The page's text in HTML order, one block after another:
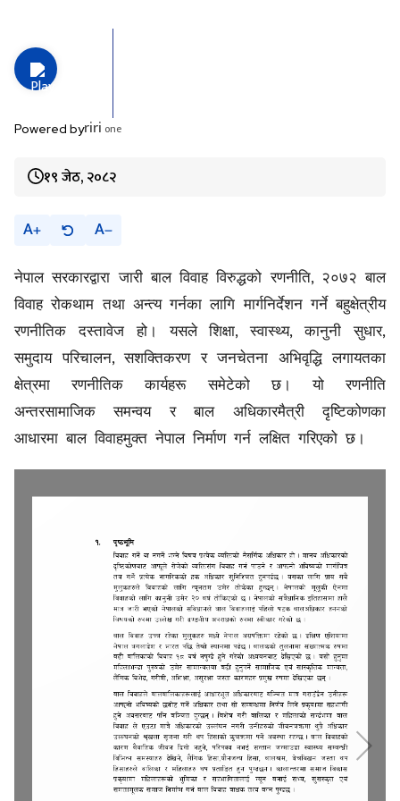
Powered byriri one
१९ जेठ, २०८२
A A
नेपाल सरकारद्वारा जारी बाल विवाह विरुद्धको रणनीति, २०७२ बाल
विवाह रोकथाम तथा अन्त्य गर्नका लागि मार्गनिर्देशन गर्ने बहुक्षेत्रीय
रणनीतिक दस्तावेज हो। यसले शिक्षा,स्वास्थ्य,कानुनी सुधार,
समुदाय परिचालन,सशक्तिकरण र जनचेतना अभिवृद्धि लगायतका
क्षेत्रमा रणनीतिक कार्यहरू समेटेको छ। यो रणनीति
अन्तरसामाजिक समन्वय र बाल अधिकारमैत्री दृष्टिकोणका
आधारमा बाल विवाहमुक्त नेपाल निर्माण गर्न लक्षित गरिएको छ।